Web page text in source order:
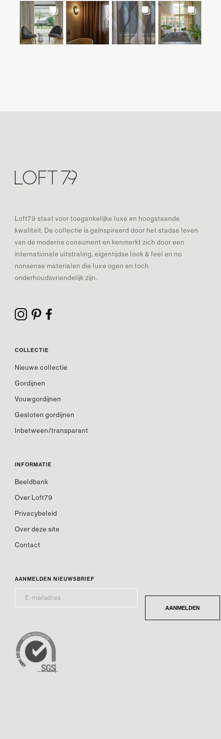
Loft79 staat voor toegankelijke luxe en hoogstaande
kwaliteit. De collectie is geïnspireerd door het stadse leven
van de moderne consument en kenmerkt zich door een
internationale uitstraling, eigentijdse look & feel en no
nonsense materialen die luxe ogen en toch
onderhoudsvriendelijk zijn.
COLLECTIE
Nieuwe collectie
Gordijnen
Vouwgordijnen
Gesloten gordijnen
Inbetween/transparant
INFORMATIE
Beeldbank
Over Loft79
Privacybeleid
Over deze site
Contact
AANMELDEN NIEUWSBRIEF
MAILADRES* AANMELDEN